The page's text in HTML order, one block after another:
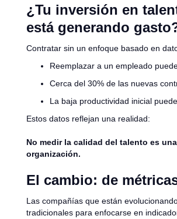
¿Tu inversión en
está generando
Contratar sin un enfoque basado en
Reemplazar a un empleado
Cerca del 30% de las nuevas
La baja productividad inicial
Estos datos reflejan una realidad:
No medir la calidad del talento es
organización.
El cambio: de
Las compañías que están
tradicionales para enfocarse en